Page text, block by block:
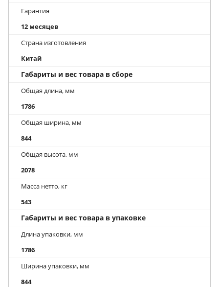
Гарантия
12 месяцев
Страна изготовления
Китай
Габариты и вес товара в сборе
Общая длина, мм
1786
Общая ширина, мм
844
Общая высота, мм
2078
Масса нетто, кг
543
Габариты и вес товара в упаковке
Длина упаковки, мм
1786
Ширина упаковки, мм
844